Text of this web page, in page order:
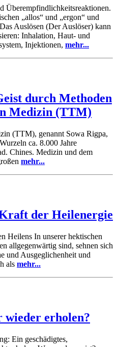
Überempfindlichkeitsreaktionen.
„allos“ und „ergon“ und
Auslösen (Der Auslöser) kann
Inhalation, Haut- und
Injektionen, mehr...
durch Methoden
Medizin (TTM)
(TTM), genannt Sowa Rigpa,
ca. 8.000 Jahre
Chines. Medizin und dem
mehr...
der Heilenergie
Heilens In unserer hektischen
allgegenwärtig sind, sehnen sich
und Ausgeglichenheit und
als mehr...
wieder erholen?
Ein geschädigtes,